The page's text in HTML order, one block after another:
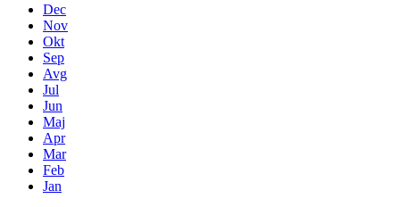
Dec
Nov
Okt
Sep
Avg
Jul
Jun
Maj
Apr
Mar
Feb
Jan